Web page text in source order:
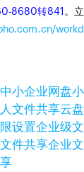
8680转841 。
中小企业网盘
文件共享云盘
设置企业级
件共享企业